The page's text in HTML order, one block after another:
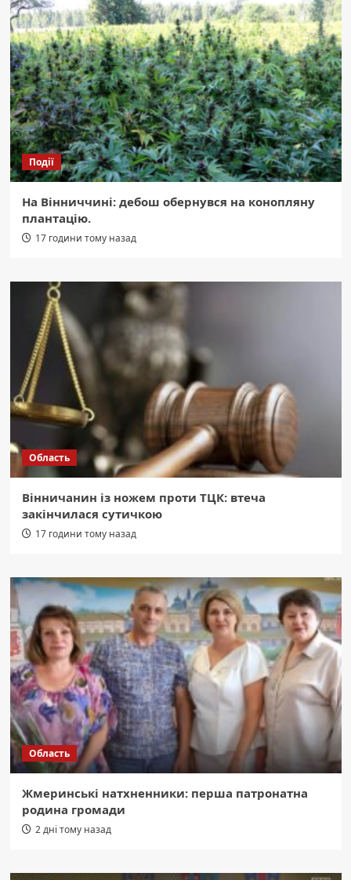
Події
На Вінниччині: дебош обернувся на конопляну
плантацію.
17 години тому назад
Область
Вінничанин із ножем проти ТЦК: втеча
закінчилася сутичкою
17 години тому назад
Область
Жмеринські натхненники: перша патронатна
родина громади
2 дні тому назад